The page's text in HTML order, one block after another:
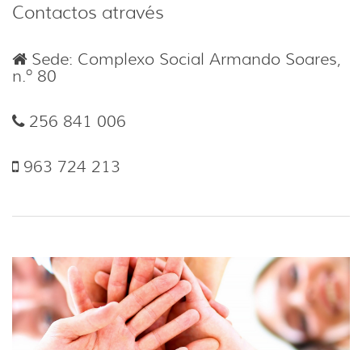
Contactos através
Sede: Complexo Social Armando Soares,
n.º 80
256 841 006
963 724 213